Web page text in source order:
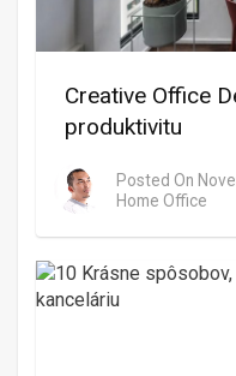
Creative Office
produktivitu
Posted On
Home Office